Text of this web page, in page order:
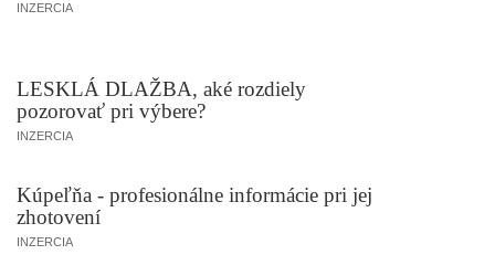
INZERCIA
LESKLÁ DLAŽBA, aké rozdiely
pozorovať pri výbere?
INZERCIA
Kúpeľňa - profesionálne informácie pri jej
zhotovení
INZERCIA